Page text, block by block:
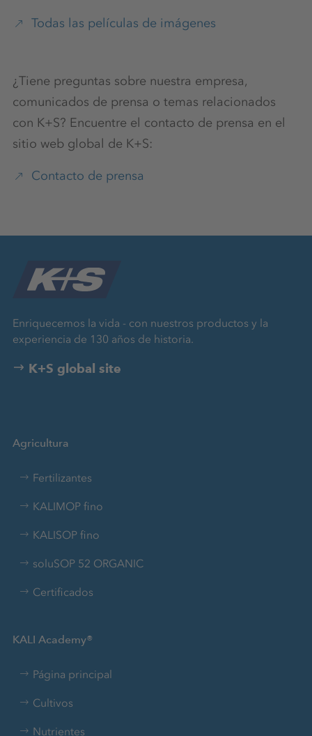
Todas las películas de imágenes
¿Tiene preguntas sobre nuestra empresa,
comunicados de prensa o temas relacionados
con K+S? Encuentre el contacto de prensa en el
sitio web global de K+S:
Contacto de prensa
Enriquecemos la vida - con nuestros productos y la
experiencia de 130 años de historia.
K+S global site
Agricultura
Fertilizantes
KALIMOP fino
KALISOP fino
soluSOP 52 ORGANIC
Certificados
KALI Academy®
Página principal
Cultivos
Nutrientes